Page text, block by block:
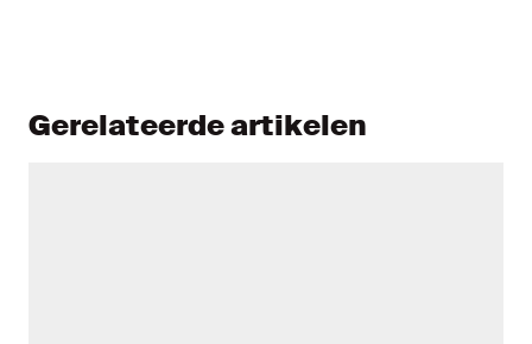
Gerelateerde artikelen